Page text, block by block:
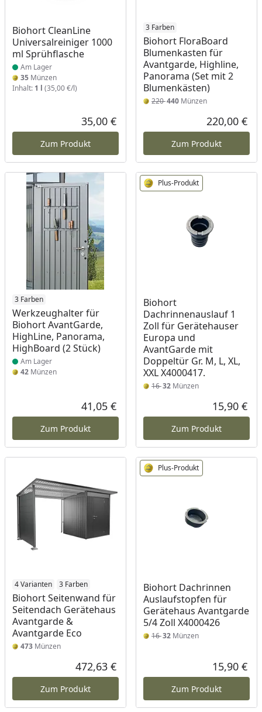
Biohort CleanLine
Universalreiniger 1000
ml Sprühflasche
Produkt am Lager
Am Lager
35 Münzen
Inhalt: 1 l (35,00 €/l)
Aktueller Preis
35,00 €
Zum Produkt
3 Farben
Biohort FloraBoard
Blumenkasten für
Avantgarde, Highline,
Panorama (Set mit 2
Blumenkästen)
220440Münzen
220,00 €
Zum Produkt
3 Farben
Werkzeughalter für
Biohort AvantGarde,
HighLine, Panorama,
HighBoard (2 Stück)
Produkt am Lager
Am Lager
42 Münzen
Aktueller Preis
41,05 €
Zum Produkt
Plus-Produkt
Biohort
Dachrinnenauslauf 1
Zoll für Gerätehauser
Europa und
AvantGarde mit
Doppeltür Gr. M, L, XL,
XXL X4000417.
1632Münzen
15,90 €
Zum Produkt
4 Varianten 3 Farben
Biohort Seitenwand für
Seitendach Gerätehaus
Avantgarde &
Avantgarde Eco
473 Münzen
Aktueller Preis
472,63 €
Zum Produkt
Plus-Produkt
Biohort Dachrinnen
Auslaufstopfen für
Gerätehaus Avantgarde
5/4 Zoll X4000426
1632Münzen
15,90 €
Zum Produkt